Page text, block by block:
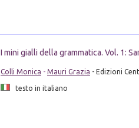
I mini gialli della grammatica. Vol. 1:
Colli Monica - Mauri Grazia - Edizioni
testo in italiano